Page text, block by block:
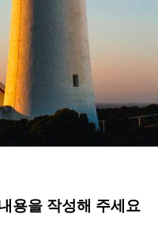
용을 작성해 주세요